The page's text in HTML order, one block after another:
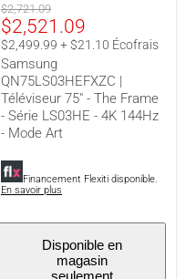
LS03HE
4K
144Hz
Mode
Art
Prix
original
$2,721.09
Prix
actuel
$2,521.09
$2,499.99 + $21.10 Écofrais
Samsung
QN75LS03HEFXZC |
Téléviseur 75" - The Frame
- Série LS03HE - 4K 144Hz
- Mode Art
Financement Flexiti disponible.
En savoir plus
Disponible en
magasin
seulement